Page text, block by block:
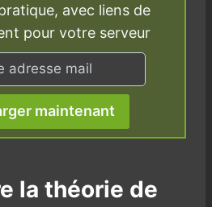
avec liens de
pour votre serveur
maintenant
la théorie de